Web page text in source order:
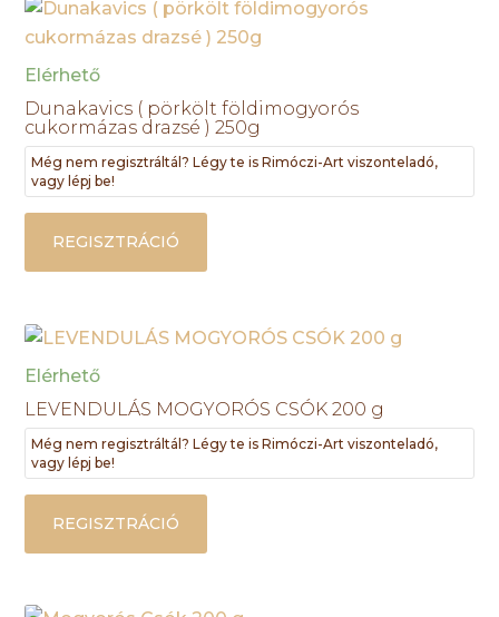
Elérhető
Dunakavics ( pörkölt földimogyorós
cukormázas drazsé ) 250g
Még nem regisztráltál? Légy te is Rimóczi-Art viszonteladó,
vagy lépj be!
REGISZTRÁCIÓ
Elérhető
LEVENDULÁS MOGYORÓS CSÓK 200 g
Még nem regisztráltál? Légy te is Rimóczi-Art viszonteladó,
vagy lépj be!
REGISZTRÁCIÓ